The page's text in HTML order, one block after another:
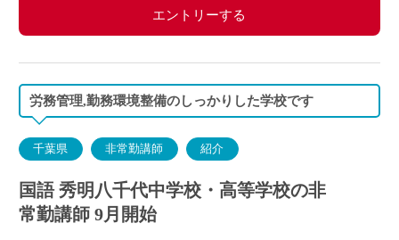
エントリーする
労務管理,勤務環境整備のしっかりした学校です
千葉県 非常勤講師 紹介
国語 秀明八千代中学校・高等学校の非
常勤講師 9月開始